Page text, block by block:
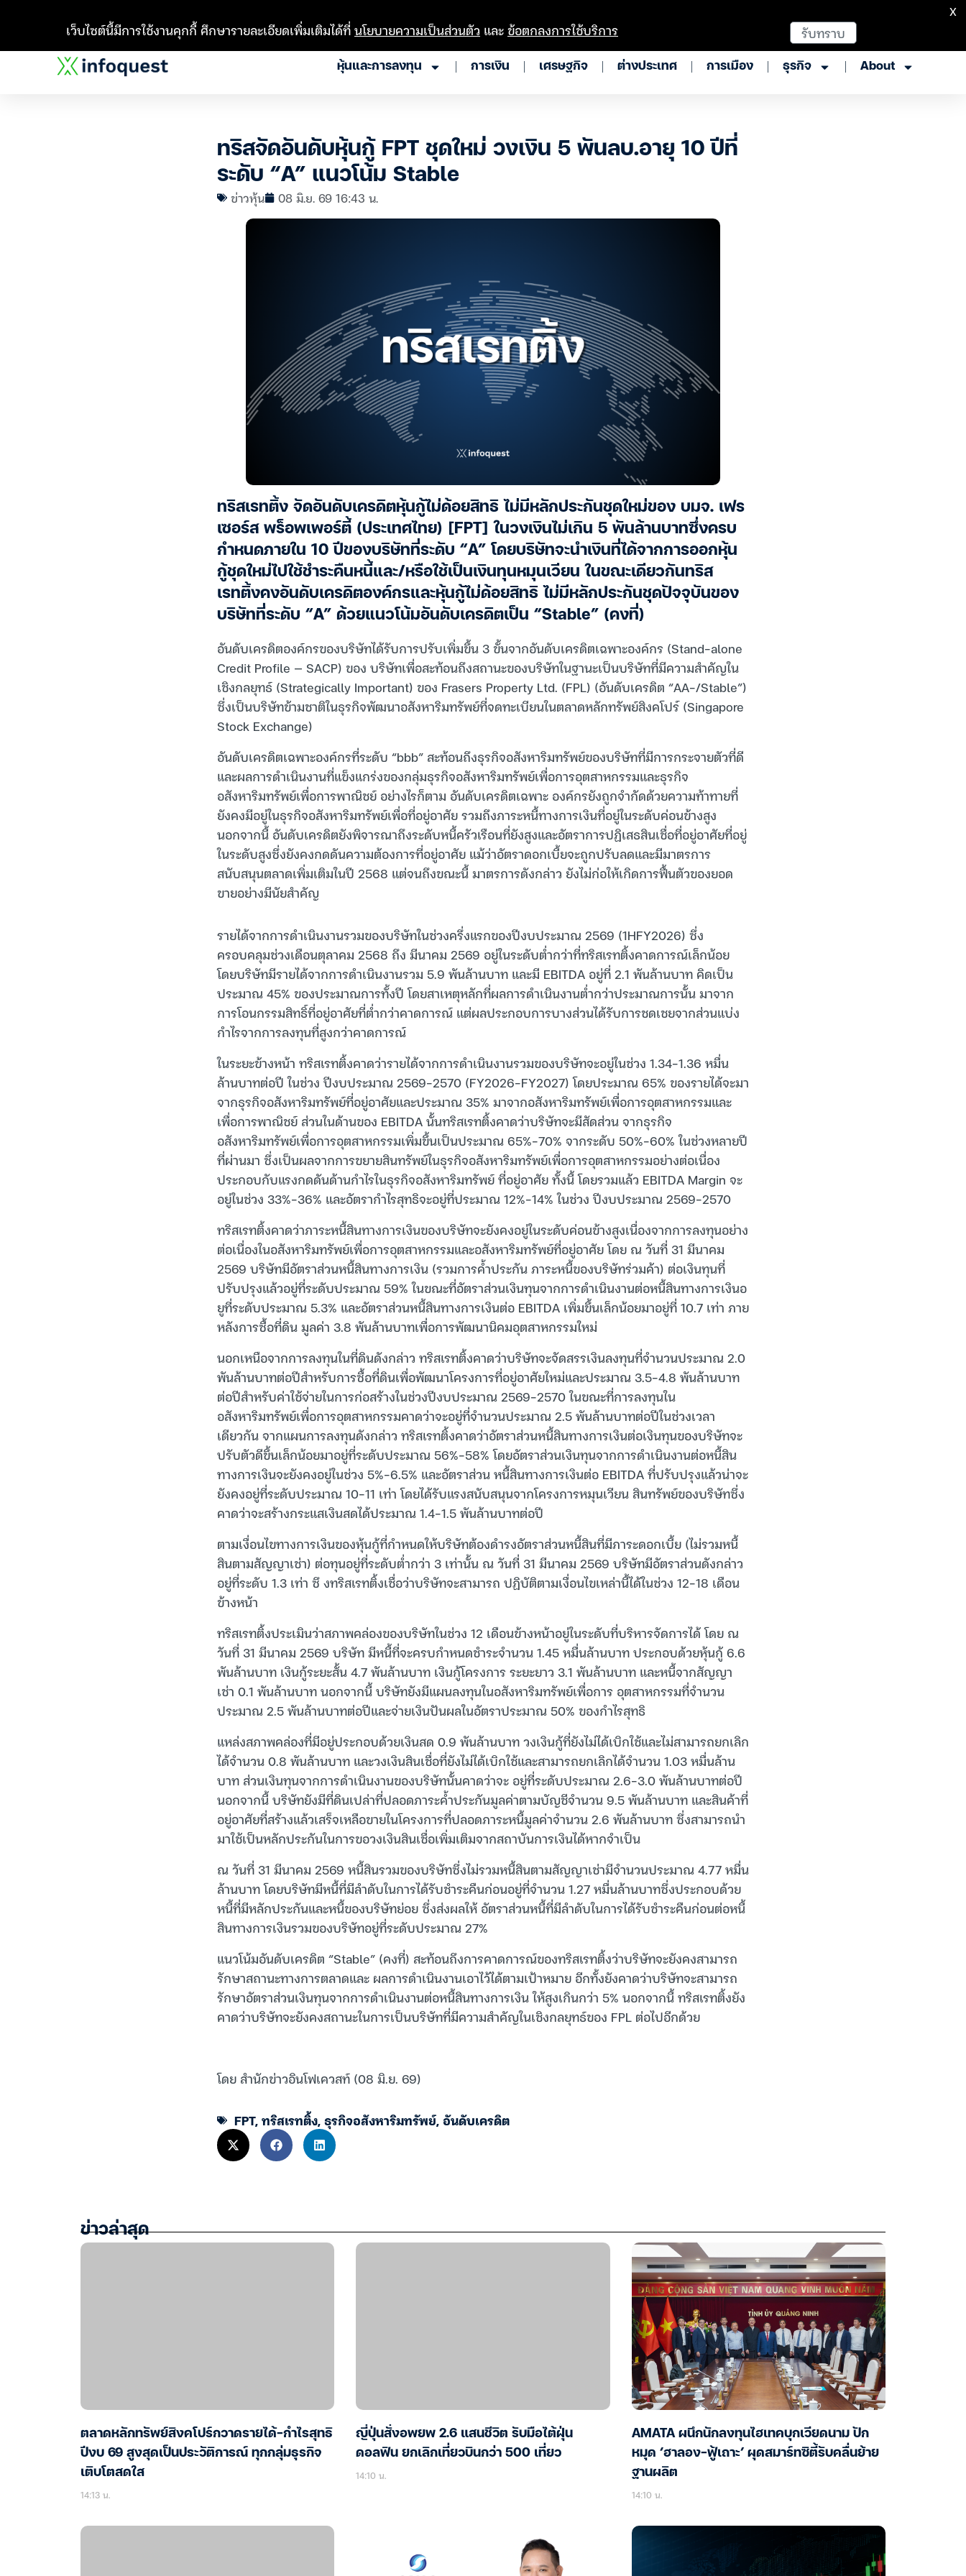
หุ้นและการลงทุน การเงิน เศรษฐกิจ ต่างประเทศ การเมือง ธุรกิจ About
ทริสจัดอันดับหุ้นกู้ FPT ชุดใหม่ วงเงิน 5 พันลบ.อายุ 10 ปีที่
ระดับ “A” แนวโน้ม Stable
ข่าวหุ้น 08 มิ.ย. 69 16:43 น.
ทริสเรทติ้ง จัดอันดับเครดิตหุ้นกู้ไม่ด้อยสิทธิ ไม่มีหลักประกันชุดใหม่ของ บมจ. เฟร
เซอร์ส พร็อพเพอร์ตี้ (ประเทศไทย) [FPT] ในวงเงินไม่เกิน 5 พันล้านบาทซึ่งครบ
กำหนดภายใน 10 ปีของบริษัทที่ระดับ “A” โดยบริษัทจะนำเงินที่ได้จากการออกหุ้น
กู้ชุดใหม่ไปใช้ชำระคืนหนี้และ/หรือใช้เป็นเงินทุนหมุนเวียน ในขณะเดียวกันทริส
เรทติ้งคงอันดับเครดิตองค์กรและหุ้นกู้ไม่ด้อยสิทธิ ไม่มีหลักประกันชุดปัจจุบันของ
บริษัทที่ระดับ “A” ด้วยแนวโน้มอันดับเครดิตเป็น “Stable” (คงที่)
อันดับเครดิตองค์กรของบริษัทได้รับการปรับเพิ่มขึ้น 3 ขั้นจากอันดับเครดิตเฉพาะองค์กร (Stand-alone
Credit Profile — SACP) ของ บริษัทเพื่อสะท้อนถึงสถานะของบริษัทในฐานะเป็นบริษัทที่มีความสำคัญใน
เชิงกลยุทธ์ (Strategically Important) ของ Frasers Property Ltd. (FPL) (อันดับเครดิต “AA-/Stable”)
ซึ่งเป็นบริษัทข้ามชาติในธุรกิจพัฒนาอสังหาริมทรัพย์ที่จดทะเบียนในตลาดหลักทรัพย์สิงคโปร์ (Singapore
Stock Exchange)
อันดับเครดิตเฉพาะองค์กรที่ระดับ “bbb” สะท้อนถึงธุรกิจอสังหาริมทรัพย์ของบริษัทที่มีการกระจายตัวที่ดี
และผลการดำเนินงานที่แข็งแกร่งของกลุ่มธุรกิจอสังหาริมทรัพย์เพื่อการอุตสาหกรรมและธุรกิจ
อสังหาริมทรัพย์เพื่อการพาณิชย์ อย่างไรก็ตาม อันดับเครดิตเฉพาะ องค์กรยังถูกจำกัดด้วยความท้าทายที่
ยังคงมีอยู่ในธุรกิจอสังหาริมทรัพย์เพื่อที่อยู่อาศัย รวมถึงภาระหนี้ทางการเงินที่อยู่ในระดับค่อนข้างสูง
นอกจากนี้ อันดับเครดิตยังพิจารณาถึงระดับหนี้ครัวเรือนที่ยังสูงและอัตราการปฏิเสธสินเชื่อที่อยู่อาศัยที่อยู่
ในระดับสูงซึ่งยังคงกดดันความต้องการที่อยู่อาศัย แม้ว่าอัตราดอกเบี้ยจะถูกปรับลดและมีมาตรการ
สนับสนุนตลาดเพิ่มเติมในปี 2568 แต่จนถึงขณะนี้ มาตรการดังกล่าว ยังไม่ก่อให้เกิดการฟื้นตัวของยอด
ขายอย่างมีนัยสำคัญ
รายได้จากการดำเนินงานรวมของบริษัทในช่วงครึ่งแรกของปีงบประมาณ 2569 (1HFY2026) ซึ่ง
ครอบคลุมช่วงเดือนตุลาคม 2568 ถึง มีนาคม 2569 อยู่ในระดับต่ำกว่าที่ทริสเรทติ้งคาดการณ์เล็กน้อย
โดยบริษัทมีรายได้จากการดำเนินงานรวม 5.9 พันล้านบาท และมี EBITDA อยู่ที่ 2.1 พันล้านบาท คิดเป็น
ประมาณ 45% ของประมาณการทั้งปี โดยสาเหตุหลักที่ผลการดำเนินงานต่ำกว่าประมาณการนั้น มาจาก
การโอนกรรมสิทธิ์ที่อยู่อาศัยที่ต่ำกว่าคาดการณ์ แต่ผลประกอบการบางส่วนได้รับการชดเชยจากส่วนแบ่ง
กำไรจากการลงทุนที่สูงกว่าคาดการณ์
ในระยะข้างหน้า ทริสเรทติ้งคาดว่ารายได้จากการดำเนินงานรวมของบริษัทจะอยู่ในช่วง 1.34-1.36 หมื่น
ล้านบาทต่อปี ในช่วง ปีงบประมาณ 2569-2570 (FY2026-FY2027) โดยประมาณ 65% ของรายได้จะมา
จากธุรกิจอสังหาริมทรัพย์ที่อยู่อาศัยและประมาณ 35% มาจากอสังหาริมทรัพย์เพื่อการอุตสาหกรรมและ
เพื่อการพาณิชย์ ส่วนในด้านของ EBITDA นั้นทริสเรทติ้งคาดว่าบริษัทจะมีสัดส่วน จากธุรกิจ
อสังหาริมทรัพย์เพื่อการอุตสาหกรรมเพิ่มขึ้นเป็นประมาณ 65%-70% จากระดับ 50%-60% ในช่วงหลายปี
ที่ผ่านมา ซึ่งเป็นผลจากการขยายสินทรัพย์ในธุรกิจอสังหาริมทรัพย์เพื่อการอุตสาหกรรมอย่างต่อเนื่อง
ประกอบกับแรงกดดันด้านกำไรในธุรกิจอสังหาริมทรัพย์ ที่อยู่อาศัย ทั้งนี้ โดยรวมแล้ว EBITDA Margin จะ
อยู่ในช่วง 33%-36% และอัตรากำไรสุทธิจะอยู่ที่ประมาณ 12%-14% ในช่วง ปีงบประมาณ 2569-2570
ทริสเรทติ้งคาดว่าภาระหนี้สินทางการเงินของบริษัทจะยังคงอยู่ในระดับค่อนข้างสูงเนื่องจากการลงทุนอย่าง
ต่อเนื่องในอสังหาริมทรัพย์เพื่อการอุตสาหกรรมและอสังหาริมทรัพย์ที่อยู่อาศัย โดย ณ วันที่ 31 มีนาคม
2569 บริษัทมีอัตราส่วนหนี้สินทางการเงิน (รวมการค้ำประกัน ภาระหนี้ของบริษัทร่วมค้า) ต่อเงินทุนที่
ปรับปรุงแล้วอยู่ที่ระดับประมาณ 59% ในขณะที่อัตราส่วนเงินทุนจากการดำเนินงานต่อหนี้สินทางการเงินอ
ยูที่ระดับประมาณ 5.3% และอัตราส่วนหนี้สินทางการเงินต่อ EBITDA เพิ่มขึ้นเล็กน้อยมาอยู่ที่ 10.7 เท่า ภาย
หลังการซื้อที่ดิน มูลค่า 3.8 พันล้านบาทเพื่อการพัฒนานิคมอุตสาหกรรมใหม่
นอกเหนือจากการลงทุนในที่ดินดังกล่าว ทริสเรทติ้งคาดว่าบริษัทจะจัดสรรเงินลงทุนที่จำนวนประมาณ 2.0
พันล้านบาทต่อปีสำหรับการซื้อที่ดินเพื่อพัฒนาโครงการที่อยู่อาศัยใหม่และประมาณ 3.5-4.8 พันล้านบาท
ต่อปีสำหรับค่าใช้จ่ายในการก่อสร้างในช่วงปีงบประมาณ 2569-2570 ในขณะที่การลงทุนใน
อสังหาริมทรัพย์เพื่อการอุตสาหกรรมคาดว่าจะอยู่ที่จำนวนประมาณ 2.5 พันล้านบาทต่อปีในช่วงเวลา
เดียวกัน จากแผนการลงทุนดังกล่าว ทริสเรทติ้งคาดว่าอัตราส่วนหนี้สินทางการเงินต่อเงินทุนของบริษัทจะ
ปรับตัวดีขึ้นเล็กน้อยมาอยู่ที่ระดับประมาณ 56%-58% โดยอัตราส่วนเงินทุนจากการดำเนินงานต่อหนี้สิน
ทางการเงินจะยังคงอยู่ในช่วง 5%-6.5% และอัตราส่วน หนี้สินทางการเงินต่อ EBITDA ที่ปรับปรุงแล้วน่าจะ
ยังคงอยู่ที่ระดับประมาณ 10-11 เท่า โดยได้รับแรงสนับสนุนจากโครงการหมุนเวียน สินทรัพย์ของบริษัทซึ่ง
คาดว่าจะสร้างกระแสเงินสดได้ประมาณ 1.4-1.5 พันล้านบาทต่อปี
ตามเงื่อนไขทางการเงินของหุ้นกู้ที่กำหนดให้บริษัทต้องดำรงอัตราส่วนหนี้สินที่มีภาระดอกเบี้ย (ไม่รวมหนี้
สินตามสัญญาเช่า) ต่อทุนอยู่ที่ระดับต่ำกว่า 3 เท่านั้น ณ วันที่ 31 มีนาคม 2569 บริษัทมีอัตราส่วนดังกล่าว
อยู่ที่ระดับ 1.3 เท่า ซึ งทริสเรทติ้งเชื่อว่าบริษัทจะสามารถ ปฏิบัติตามเงื่อนไขเหล่านี้ได้ในช่วง 12-18 เดือน
ข้างหน้า
ทริสเรทติ้งประเมินว่าสภาพคล่องของบริษัทในช่วง 12 เดือนข้างหน้าอยู่ในระดับที่บริหารจัดการได้ โดย ณ
วันที่ 31 มีนาคม 2569 บริษัท มีหนี้ที่จะครบกำหนดชำระจำนวน 1.45 หมื่นล้านบาท ประกอบด้วยหุ้นกู้ 6.6
พันล้านบาท เงินกู้ระยะสั้น 4.7 พันล้านบาท เงินกู้โครงการ ระยะยาว 3.1 พันล้านบาท และหนี้จากสัญญา
เช่า 0.1 พันล้านบาท นอกจากนี้ บริษัทยังมีแผนลงทุนในอสังหาริมทรัพย์เพื่อการ อุตสาหกรรมที่จำนวน
ประมาณ 2.5 พันล้านบาทต่อปีและจ่ายเงินปันผลในอัตราประมาณ 50% ของกำไรสุทธิ
แหล่งสภาพคล่องที่มีอยู่ประกอบด้วยเงินสด 0.9 พันล้านบาท วงเงินกู้ที่ยังไม่ได้เบิกใช้และไม่สามารถยกเลิก
ได้จำนวน 0.8 พันล้านบาท และวงเงินสินเชื่อที่ยังไม่ได้เบิกใช้และสามารถยกเลิกได้จำนวน 1.03 หมื่นล้าน
บาท ส่วนเงินทุนจากการดำเนินงานของบริษัทนั้นคาดว่าจะ อยู่ที่ระดับประมาณ 2.6-3.0 พันล้านบาทต่อปี
นอกจากนี้ บริษัทยังมีที่ดินเปล่าที่ปลอดภาระค้ำประกันมูลค่าตามบัญชีจำนวน 9.5 พันล้านบาท และสินค้าที่
อยู่อาศัยที่สร้างแล้วเสร็จเหลือขายในโครงการที่ปลอดภาระหนี้มูลค่าจำนวน 2.6 พันล้านบาท ซึ่งสามารถนำ
มาใช้เป็นหลักประกันในการขอวงเงินสินเชื่อเพิ่มเติมจากสถาบันการเงินได้หากจำเป็น
ณ วันที่ 31 มีนาคม 2569 หนี้สินรวมของบริษัทซึ่งไม่รวมหนี้สินตามสัญญาเช่ามีจำนวนประมาณ 4.77 หมื่น
ล้านบาท โดยบริษัทมีหนี้ที่มีลำดับในการได้รับชำระคืนก่อนอยู่ที่จำนวน 1.27 หมื่นล้านบาทซึ่งประกอบด้วย
หนี้ที่มีหลักประกันและหนี้ของบริษัทย่อย ซึ่งส่งผลให้ อัตราส่วนหนี้ที่มีลำดับในการได้รับชำระคืนก่อนต่อหนี้
สินทางการเงินรวมของบริษัทอยู่ที่ระดับประมาณ 27%
แนวโน้มอันดับเครดิต “Stable” (คงที่) สะท้อนถึงการคาดการณ์ของทริสเรทติ้งว่าบริษัทจะยังคงสามารถ
รักษาสถานะทางการตลาดและ ผลการดำเนินงานเอาไว้ได้ตามเป้าหมาย อีกทั้งยังคาดว่าบริษัทจะสามารถ
รักษาอัตราส่วนเงินทุนจากการดำเนินงานต่อหนี้สินทางการเงิน ให้สูงเกินกว่า 5% นอกจากนี้ ทริสเรทติ้งยัง
คาดว่าบริษัทจะยังคงสถานะในการเป็นบริษัทที่มีความสำคัญในเชิงกลยุทธ์ของ FPL ต่อไปอีกด้วย
โดย สำนักข่าวอินโฟเควสท์ (08 มิ.ย. 69)
FPT,ทริสเรทติ้ง,ธุรกิจอสังหาริมทรัพย์,อันดับเครดิต
ข่าวล่าสุด
ตลาดหลักทรัพย์สิงคโปร์กวาดรายได้-กำไรสุทธิ
ปีงบ 69 สูงสุดเป็นประวัติการณ์ ทุกกลุ่มธุรกิจ
เติบโตสดใส
14:13 น.
ญี่ปุ่นสั่งอพยพ 2.6 แสนชีวิต รับมือไต้ฝุ่น
ดอลฟิน ยกเลิกเที่ยวบินกว่า 500 เที่ยว
14:10 น.
AMATA ผนึกนักลงทุนไฮเทคบุกเวียดนาม ปัก
หมุด ‘ฮาลอง-ฟู้เถาะ’ ผุดสมาร์ทซิตี้รับคลื่นย้าย
ฐานผลิต
14:10 น.
เว็บไซต์นี้มีการใช้งานคุกกี้ ศึกษารายละเอียดเพิ่มเติมได้ที่นโยบายความเป็นส่วนตัว และข้อตกลงการใช้บริการ รับทราบ
X